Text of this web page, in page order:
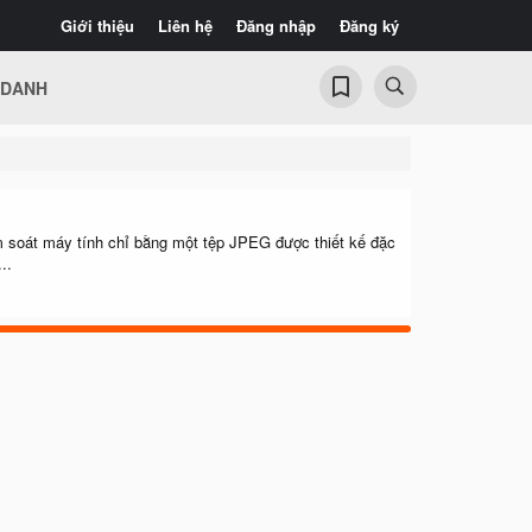
Giới thiệu Liên hệ Đăng nhập Đăng ký
máy tính chỉ bằng một tệp JPEG được thiết kế đặc